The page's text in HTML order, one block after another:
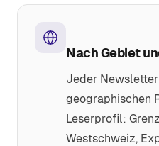
Nach Gebiet
Jeder
geographischen
Leserprofil:
Westschweiz,